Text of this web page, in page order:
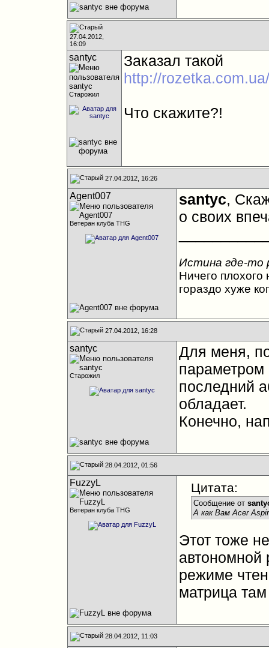
27.04.2012,
16:09
santyc
Старожил
Заказал такой
http://
Что скажите?!
27.04.2012, 16:26
Agent007
Ветеран клуба THG
santyc,
о своих
Истина где-то
Ничего плохого
гораздо хуже
27.04.2012, 16:28
santyc
Старожил
Для меня,
параметром
последний
обладает.
Конечно,
28.04.2012, 01:56
FuzzyL
Ветеран клуба THG
Цитата:
Сообщение от
А как Вам Acer
Этот тоже
автономной
режиме
матрица
28.04.2012, 11:03